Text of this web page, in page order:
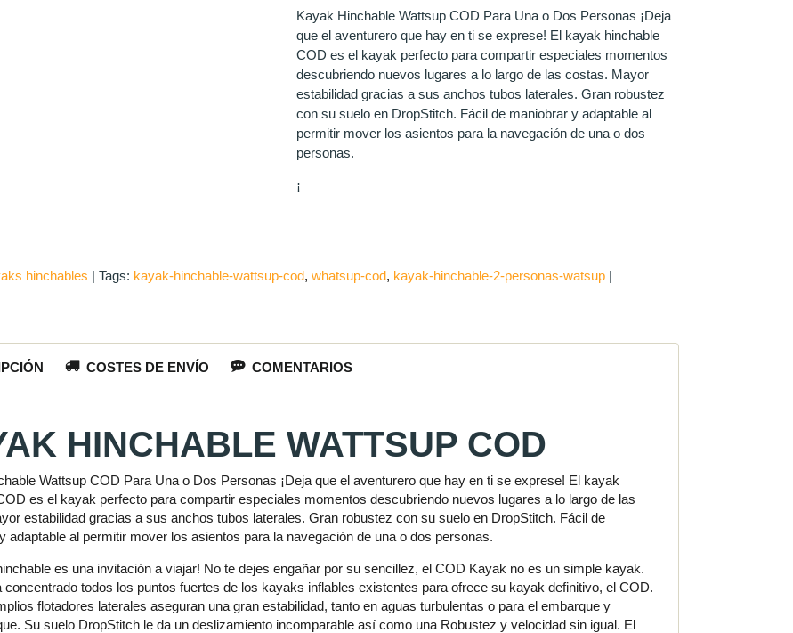
Kayak Hinchable Wattsup COD Para Una o Dos Personas ¡Deja
que el aventurero que hay en ti se exprese! El kayak hinchable
COD es el kayak perfecto para compartir especiales momentos
descubriendo nuevos lugares a lo largo de las costas. Mayor
estabilidad gracias a sus anchos tubos laterales. Gran robustez
con su suelo en DropStitch. Fácil de maniobrar y adaptable al
permitir mover los asientos para la navegación de una o dos
personas.
¡
hinchables | Tags: kayak-hinchable-wattsup-cod whatsup-cod kayak-hinchable-2-personas-watsup |
COSTES DE ENVÍO COMENTARIOS
HINCHABLE WATTSUP COD
Wattsup COD Para Una o Dos Personas ¡Deja que el aventurero que hay en ti se exprese! El kayak
es el kayak perfecto para compartir especiales momentos descubriendo nuevos lugares a lo largo de las
estabilidad gracias a sus anchos tubos laterales. Gran robustez con su suelo en DropStitch. Fácil de
adaptable al permitir mover los asientos para la navegación de una o dos personas.
es una invitación a viajar! No te dejes engañar por su sencillez, el COD Kayak no es un simple kayak.
concentrado todos los puntos fuertes de los kayaks inflables existentes para ofrece su kayak definitivo, el COD.
flotadores laterales aseguran una gran estabilidad, tanto en aguas turbulentas o para el embarque y
Su suelo DropStitch le da un deslizamiento incomparable así como una Robustez y velocidad sin igual. El